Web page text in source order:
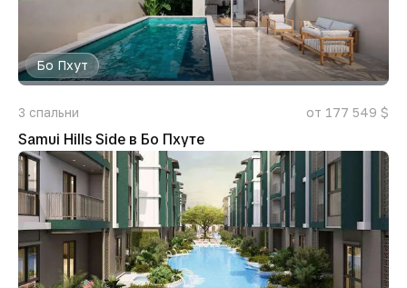
Бо Пхут
3 спальни от 177 549 $
Samui Hills Side в Бо Пхуте